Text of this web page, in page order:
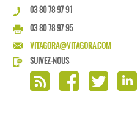
03 80 78 97 91
03 80 78 97 95
VITAGORA@VITAGORA.COM
SUIVEZ-NOUS